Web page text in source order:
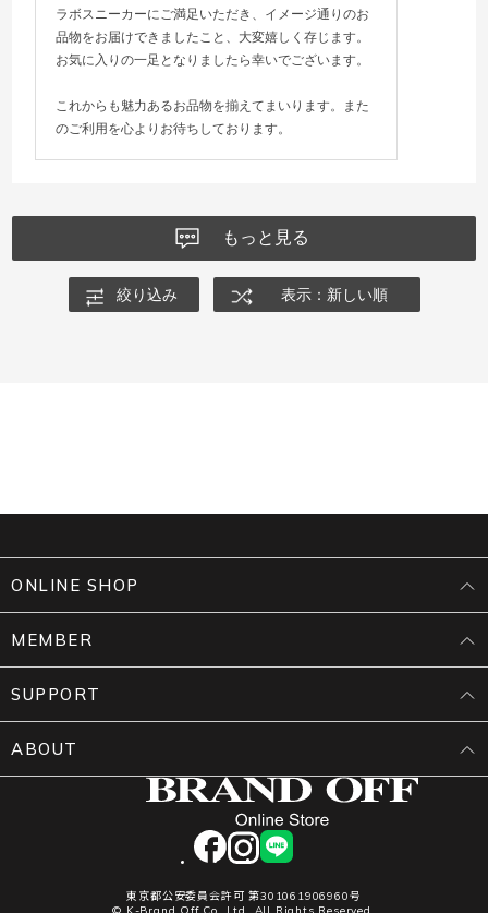
ラボスニーカーにご満足いただき、イメージ通りのお
品物をお届けできましたこと、大変嬉しく存じます。
お気に入りの一足となりましたら幸いでございます。
これからも魅力あるお品物を揃えてまいります。また
のご利用を心よりお待ちしております。
もっと見る
絞り込み 表示：新しい順
facebookinstagram
LINE
東京都公安委員会許可 第301061906960号
ONLINE SHOP
MEMBER
SUPPORT
ABOUT